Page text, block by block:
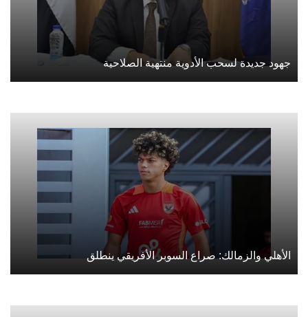
جهود جديدة لسحب الأدوية منتهية الصلاحية
الأهلي والزمالك: صراع السوبر الأفريقي ينطلق